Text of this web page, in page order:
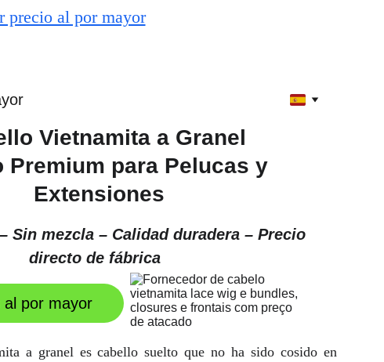
precio al por mayor
Vietnamita a Granel
Premium para Pelucas y
Extensiones
Sin mezcla – Calidad duradera – Precio
directo de fábrica
al por mayor
a granel es cabello suelto que no ha sido cosido en